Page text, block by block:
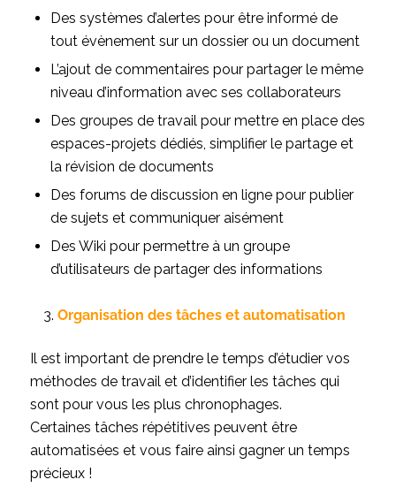
Des systèmes d’alertes pour être informé de
tout évènement sur un dossier ou un document
L’ajout de commentaires pour partager le même
niveau d’information avec ses collaborateurs
Des groupes de travail pour mettre en place des
espaces-projets dédiés, simplifier le partage et
la révision de documents
Des forums de discussion en ligne pour publier
de sujets et communiquer aisément
Des Wiki pour permettre à un groupe
d’utilisateurs de partager des informations
Organisation des tâches et automatisation
Il est important de prendre le temps d’étudier vos
méthodes de travail et d’identifier les tâches qui
sont pour vous les plus chronophages.
Certaines tâches répétitives peuvent être
automatisées et vous faire ainsi gagner un temps
précieux !